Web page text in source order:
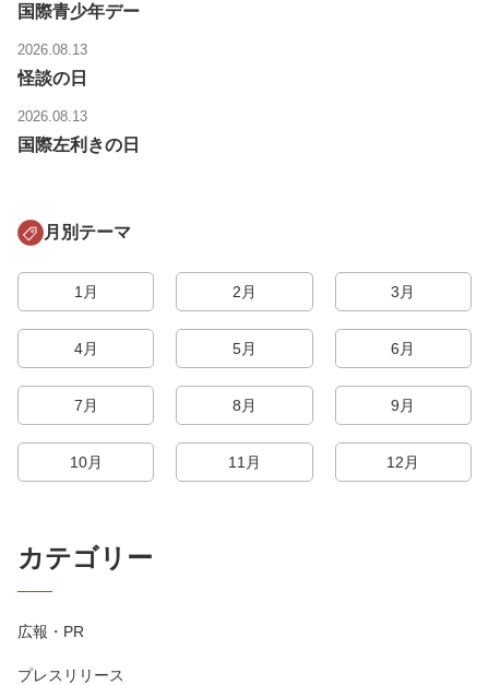
国際青少年デー
2026.08.13
怪談の日
2026.08.13
国際左利きの日
月別テーマ
1月 2月 3月
4月 5月 6月
7月 8月 9月
10月 11月 12月
カテゴリー
広報・PR
プレスリリース